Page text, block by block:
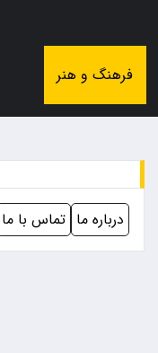
فرهنگ و هنر
درباره ما تماس با ما